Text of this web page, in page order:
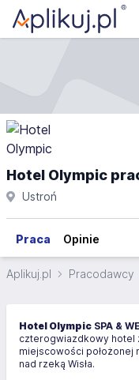
Hotel Olympic
Ustroń
Praca Opinie
Aplikuj.pl Pracodawcy
Hotel Olympic SPA &
czterogwiazdkowy hotel
miejscowości położonej
nad rzeką Wisła.